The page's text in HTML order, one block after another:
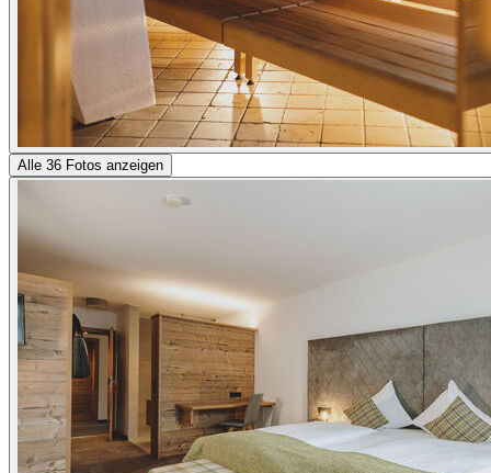
Alle 36 Fotos anzeigen